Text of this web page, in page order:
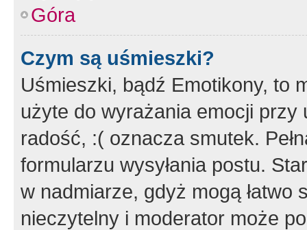
Góra
Czym są uśmieszki?
Uśmieszki, bądź Emotikony, to
użyte do wyrażania emocji
radość, :( oznacza smutek.
formularzu wysyłania postu.
w nadmiarze, gdyż mogą
nieczytelny i moderator może